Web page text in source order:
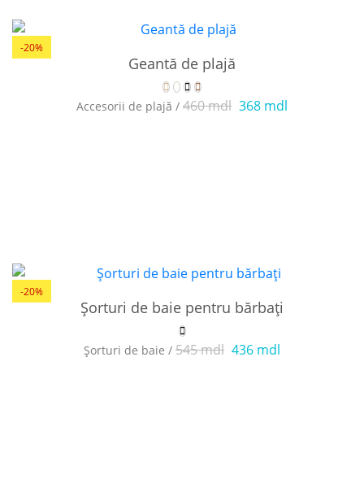
-20%
Geantă de plajă
Accesorii de plajă / 460 mdl 368 mdl
-20%
Șorturi de baie pentru bărbați
Șorturi de baie / 545 mdl 436 mdl